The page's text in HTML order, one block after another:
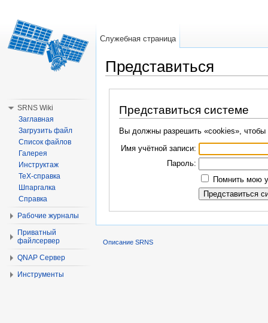
Представиться
Представиться системе
Вы должны разрешить «cookies», чтобы
Имя учётной записи:
Пароль:
Помнить мою
Служебная страница
SRNS Wiki
Заглавная
Загрузить файл
Список файлов
Галерея
Инструктаж
TeX-справка
Шпаргалка
Справка
Рабочие журналы
Приватный
файлсервер
QNAP Сервер
Инструменты
Описание SRNS